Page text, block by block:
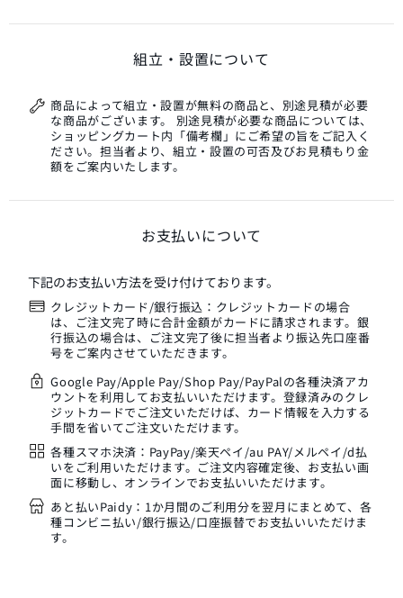
組立・設置について
商品によって組立・設置が無料の商品と、別途見積が必要
な商品がございます。 別途見積が必要な商品については、
ショッピングカート内「備考欄」にご希望の旨をご記入く
ださい。担当者より、組立・設置の可否及びお見積もり金
額をご案内いたします。
お支払いについて
下記のお支払い方法を受け付けております。
クレジットカード/銀行振込：クレジットカードの場合
は、ご注文完了時に合計金額がカードに請求されます。銀
行振込の場合は、ご注文完了後に担当者より振込先口座番
号をご案内させていただきます。
Google Pay/Apple Pay/Shop Pay/PayPalの各種決済アカ
ウントを利用してお支払いいただけます。登録済みのクレ
ジットカードでご注文いただけば、カード情報を入力する
手間を省いてご注文いただけます。
各種スマホ決済：PayPay/楽天ペイ/au PAY/メルペイ/d払
いをご利用いただけます。ご注文内容確定後、お支払い画
面に移動し、オンラインでお支払いいただけます。
あと払いPaidy：1か月間のご利用分を翌月にまとめて、各
種コンビニ払い/銀行振込/口座振替でお支払いいただけま
す。